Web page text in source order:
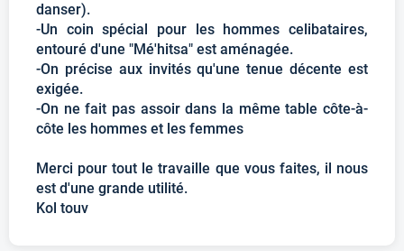
danser).
-Un coin spécial pour les hommes celibataires,
entouré d'une "Mé'hitsa" est aménagée.
-On précise aux invités qu'une tenue décente est
exigée.
-On ne fait pas assoir dans la même table côte-à-
côte les hommes et les femmes
Merci pour tout le travaille que vous faites, il nous
est d'une grande utilité.
Kol touv